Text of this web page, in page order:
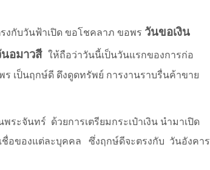
งกับวันฟ้าเปิด ขอโชคลาภ ขอพร วันขอเงิน
อมาวสี ให้ถือว่าวันนี้เป็นวันแรกของการก่อ
เป็นฤกษ์ดี ดึงดูดทรัพย์ การงานราบรื่นค้าขาย
พระจันทร์ ด้วยการเตรียมกระเป๋าเงิน นำมาเปิด
ชื่อของแต่ละบุคคล ซึ่งฤกษ์ดีจะตรงกับ วันอังคาร